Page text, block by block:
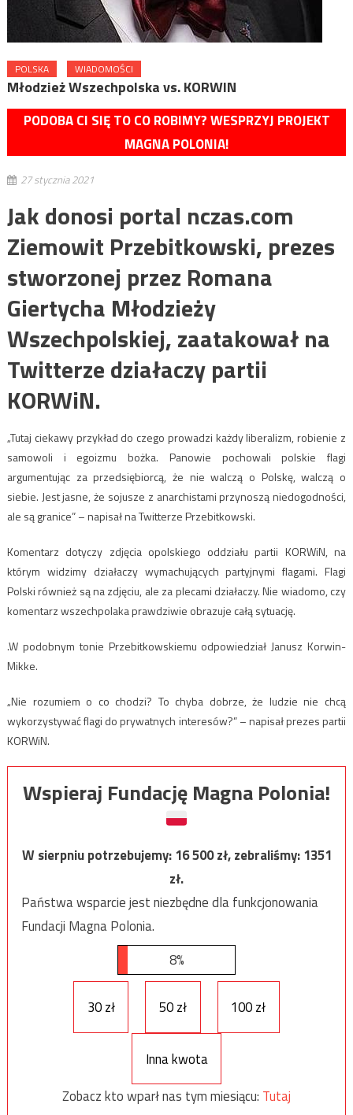
POLSKA WIADOMOŚCI
Młodzież Wszechpolska vs. KORWIN
PODOBA CI SIĘ TO CO ROBIMY? WESPRZYJ PROJEKT
MAGNA POLONIA!
27 stycznia 2021
Jak donosi portal nczas.com
Ziemowit Przebitkowski, prezes
stworzonej przez Romana
Giertycha Młodzieży
Wszechpolskiej, zaatakował na
Twitterze działaczy partii
KORWiN.
„Tutaj ciekawy przykład do czego prowadzi każdy liberalizm, robienie z
samowoli i egoizmu bożka. Panowie pochowali polskie flagi
argumentując za przedsiębiorcą, że nie walczą o Polskę, walczą o
siebie. Jest jasne, że sojusze z anarchistami przynoszą niedogodności,
ale są granice” – napisał na Twitterze Przebitkowski.
Komentarz dotyczy zdjęcia opolskiego oddziału partii KORWiN, na
którym widzimy działaczy wymachujących partyjnymi flagami. Flagi
Polski również są na zdjęciu, ale za plecami działaczy. Nie wiadomo, czy
komentarz wszechpolaka prawdziwie obrazuje całą sytuację.
.W podobnym tonie Przebitkowskiemu odpowiedział Janusz Korwin-
Mikke.
„Nie rozumiem o co chodzi? To chyba dobrze, że ludzie nie chcą
wykorzystywać flagi do prywatnych interesów?” – napisał prezes partii
KORWiN.
Wspieraj Fundację Magna Polonia!
W sierpniu potrzebujemy:16 500zł, zebraliśmy:1351
zł.
Państwa wsparcie jest niezbędne dla funkcjonowania
Fundacji Magna Polonia.
8%
30 zł 50 zł 100 zł
Inna kwota
Zobacz kto wparł nas tym miesiącu: Tutaj